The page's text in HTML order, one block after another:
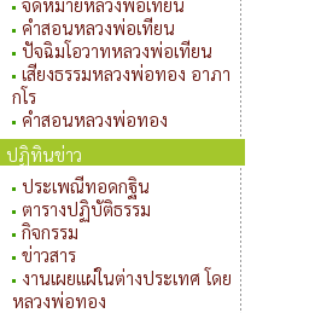
คำสอนหลวงพ่อเทียน
ปัจฉิมโอวาทหลวงพ่อเทียน
เสียงธรรมหลวงพ่อทอง อาภา
กโร
คำสอนหลวงพ่อทอง
ปฏิทินข่าว
ประเพณีทอดกฐิน
ตารางปฏิบัติธรรม
กิจกรรม
ข่าวสาร
งานเผยแผ่ในต่างประเทศ โดย
หลวงพ่อทอง